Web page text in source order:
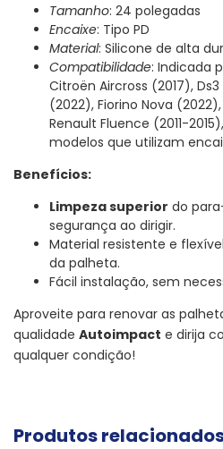
Tamanho: 24 polegadas
Encaixe: Tipo PD
Material: Silicone de alta
Compatibilidade: Indicada
Citroën Aircross (2017),
(2022), Fiorino Nova
Renault Fluence (2011-
modelos que utilizam
Benefícios:
Limpeza superior do
segurança ao dirigir.
Material resistente e
da palheta.
Fácil instalação, sem
Aproveite para renovar as
qualidade Autoimpact e dirija
qualquer condição!
Produtos